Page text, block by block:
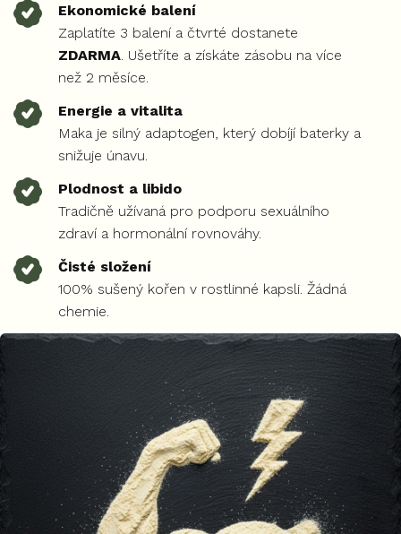
Ekonomické balení
Zaplatíte 3 balení a čtvrté dostanete
ZDARMA . Ušetříte a získáte zásobu na více
než 2 měsíce.
Energie a vitalita
Maka je silný adaptogen, který dobíjí baterky a
snižuje únavu.
Plodnost a libido
Tradičně užívaná pro podporu sexuálního
zdraví a hormonální rovnováhy.
Čisté složení
100% sušený kořen v rostlinné kapsli. Žádná
chemie.